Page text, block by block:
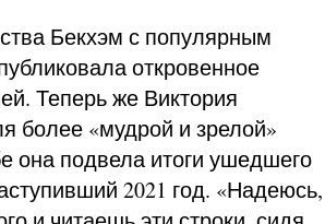
Бекхэм с популярным
откровенное
Теперь же Виктория
более «мудрой и зрелой»
она подвела итоги ушедшего
2021 год. «Надеюсь,